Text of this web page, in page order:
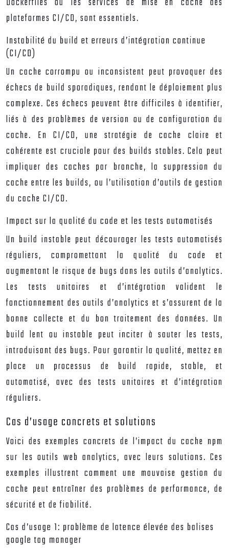
plateformes CI/CD, sont essentiels.
Instabilité du build et erreurs d’intégration continue
(CI/CD)
Un cache corrompu ou inconsistent peut provoquer des
échecs de build sporadiques, rendant le déploiement plus
complexe. Ces échecs peuvent être difficiles à identifier,
liés à des problèmes de version ou de configuration du
cache. En CI/CD, une stratégie de cache claire et
cohérente est cruciale pour des builds stables. Cela peut
impliquer des caches par branche, la suppression du
cache entre les builds, ou l’utilisation d’outils de gestion
du cache CI/CD.
Impact sur la qualité du code et les tests automatisés
Un build instable peut décourager les tests automatisés
réguliers, compromettant la qualité du code et
augmentant le risque de bugs dans les outils d’analytics.
Les tests unitaires et d’intégration valident le
fonctionnement des outils d’analytics et s’assurent de la
bonne collecte et du bon traitement des données. Un
build lent ou instable peut inciter à sauter les tests,
introduisant des bugs. Pour garantir la qualité, mettez en
place un processus de build rapide, stable, et
automatisé, avec des tests unitaires et d’intégration
réguliers.
Cas d’usage concrets et solutions
Voici des exemples concrets de l’impact du cache npm
sur les outils web analytics, avec leurs solutions. Ces
exemples illustrent comment une mauvaise gestion du
cache peut entraîner des problèmes de performance, de
sécurité et de fiabilité.
Cas d’usage 1: problème de latence élevée des balises
google tag manager